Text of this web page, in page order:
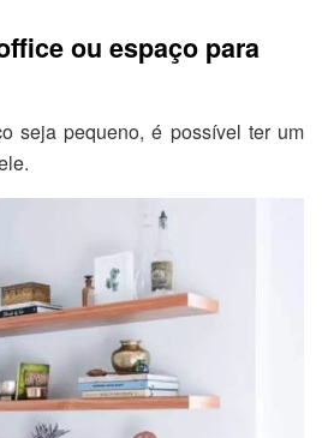
ou espaço para
seja pequeno, é possível ter um